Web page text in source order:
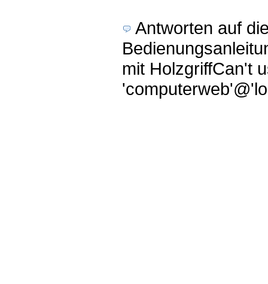
Antworten auf
mit HolzgriffCan't